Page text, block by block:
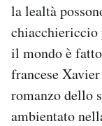
la lealtà
chiacchiericcio
il mondo è
francese
romanzo dello
ambientato